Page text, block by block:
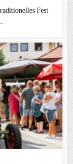
Fest